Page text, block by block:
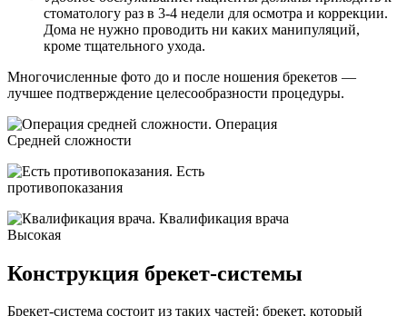
стоматологу раз в 3-4 недели для осмотра и коррекции.
Дома не нужно проводить ни каких манипуляций,
кроме тщательного ухода.
Многочисленные фото до и после ношения брекетов —
лучшее подтверждение целесообразности процедуры.
Операция
Средней сложности
Есть
противопоказания
Квалификация врача
Высокая
Конструкция брекет-системы
Брекет-система состоит из таких частей: брекет, который